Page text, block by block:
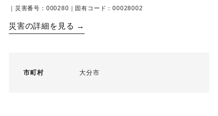
｜災害番号：000280｜固有コード：00028002
災害の詳細を見る →
市町村 大分市